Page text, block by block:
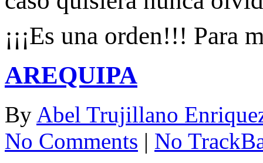
¡¡¡Es una
AREQUIPA
By Abel Trujillano
No Comments | No